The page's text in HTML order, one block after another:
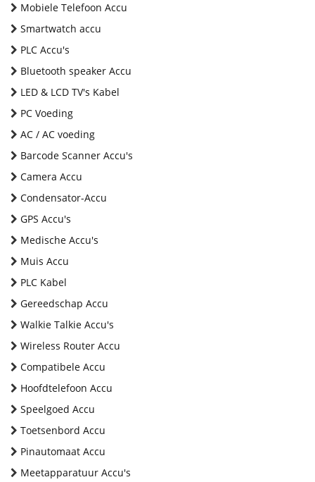
Mobiele Telefoon Accu
Smartwatch accu
PLC Accu's
Bluetooth speaker Accu
LED & LCD TV's Kabel
PC Voeding
AC / AC voeding
Barcode Scanner Accu's
Camera Accu
Condensator-Accu
GPS Accu's
Medische Accu's
Muis Accu
PLC Kabel
Gereedschap Accu
Walkie Talkie Accu's
Wireless Router Accu
Compatibele Accu
Hoofdtelefoon Accu
Speelgoed Accu
Toetsenbord Accu
Pinautomaat Accu
Meetapparatuur Accu's